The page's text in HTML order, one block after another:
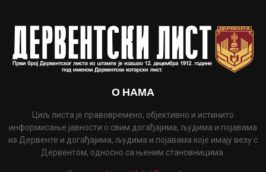
О НАМА
Циљ листа је правовремено, објективно и истинито
информисање јавности о свим догађајима, људима и појавама
из Дервенте и догађајима, људима и појавама које имају везу с
Дервентом, односно са њеним становницима.